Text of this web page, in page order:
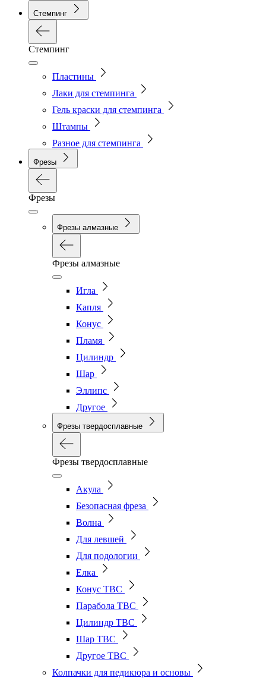
Стемпинг
Стемпинг
Пластины
Лаки для стемпинга
Гель краски для стемпинга
Штампы
Разное для стемпинга
Фрезы
Фрезы
Фрезы алмазные
Фрезы алмазные
Игла
Капля
Конус
Пламя
Цилиндр
Шар
Эллипс
Другое
Фрезы твердосплавные
Фрезы твердосплавные
Акула
Безопасная фреза
Волна
Для левшей
Для подологии
Елка
Конус ТВС
Парабола ТВС
Цилиндр ТВС
Шар ТВС
Другое ТВС
Колпачки для педикюра и основы